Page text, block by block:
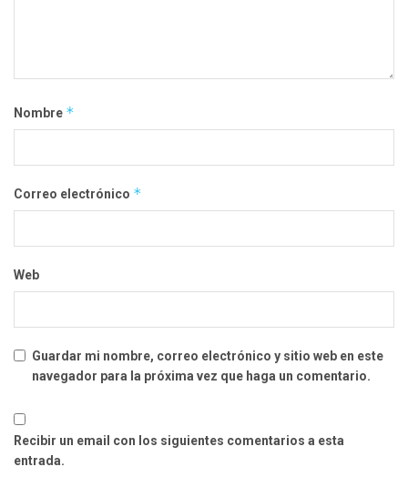
Nombre *
Correo electrónico *
Web
Guardar mi nombre, correo electrónico y sitio web en este
navegador para la próxima vez que haga un comentario.
Recibir un email con los siguientes comentarios a esta
entrada.